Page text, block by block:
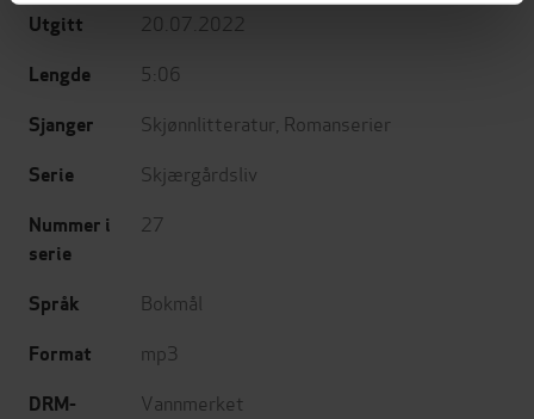
Utgitt 20.07.2022
Lengde 5:06
Sjanger Skjønnlitteratur Romanserier
Serie Skjærgårdsliv
Nummer i
serie
27
Språk Bokmål
Format mp3
DRM-
Vannmerket